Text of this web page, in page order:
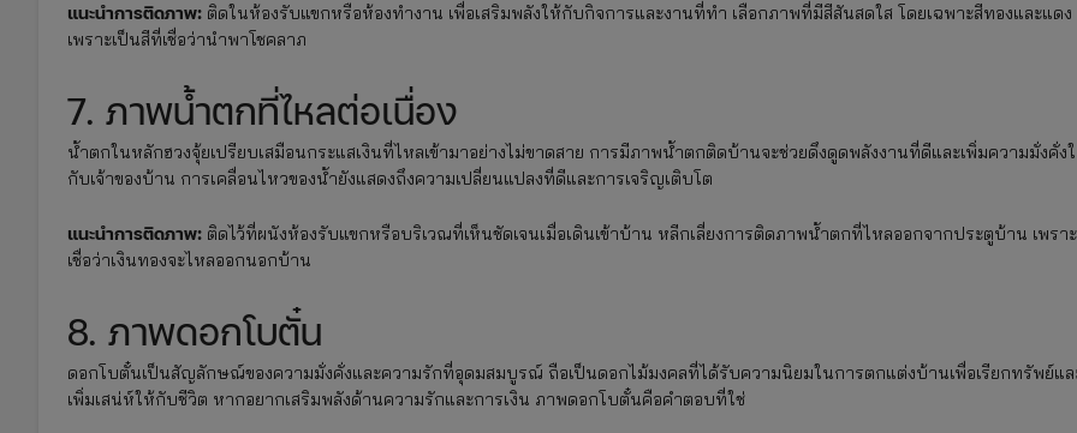
แนะนำการติดภาพ: ติดในห้องรับแขกหรือห้องทำงาน เพื่อเสริมพลังให้กับกิจการและงานที่ทำ เลือกภาพที่มีสีสันสดใส โดยเฉพาะสีทองและแดง
เพราะเป็นสีที่เชื่อว่านำพาโชคลาภ
7. ภาพน้ำตกที่ไหลต่อเนื่อง
น้ำตกในหลักฮวงจุ้ยเปรียบเสมือนกระแสเงินที่ไหลเข้ามาอย่างไม่ขาดสาย การมีภาพน้ำตกติดบ้านจะช่วยดึงดูดพลังงานที่ดีและเพิ่มความมั่งคั่ง
กับเจ้าของบ้าน การเคลื่อนไหวของน้ำยังแสดงถึงความเปลี่ยนแปลงที่ดีและการเจริญเติบโต
แนะนำการติดภาพ: ติดไว้ที่ผนังห้องรับแขกหรือบริเวณที่เห็นชัดเจนเมื่อเดินเข้าบ้าน หลีกเลี่ยงการติดภาพน้ำตกที่ไหลออกจากประตูบ้าน เพราะ
เชื่อว่าเงินทองจะไหลออกนอกบ้าน
8. ภาพดอกโบตั๋น
ดอกโบตั๋นเป็นสัญลักษณ์ของความมั่งคั่งและความรักที่อุดมสมบูรณ์ ถือเป็นดอกไม้มงคลที่ได้รับความนิยมในการตกแต่งบ้านเพื่อเรียกทรัพย์แล
เพิ่มเสน่ห์ให้กับชีวิต หากอยากเสริมพลังด้านความรักและการเงิน ภาพดอกโบตั๋นคือคำตอบที่ใช่